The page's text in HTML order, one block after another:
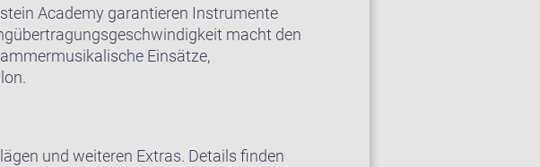
Academy garantieren Instrumente
macht den
Einsätze,
und weiteren Extras. Details finden